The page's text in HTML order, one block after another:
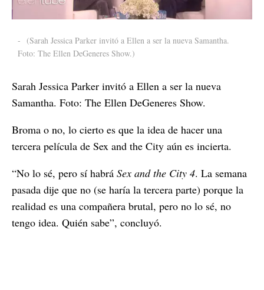
- (Sarah Jessica Parker invitó a Ellen a ser la nueva Samantha.
Foto: The Ellen DeGeneres Show.)
Sarah Jessica Parker invitó a Ellen a ser la nueva
Samantha. Foto: The Ellen DeGeneres Show.
Broma o no, lo cierto es que la idea de hacer una
tercera película de Sex and the City aún es incierta.
“No lo sé, pero sí habrá Sex and the City 4. La semana
pasada dije que no (se haría la tercera parte) porque la
realidad es una compañera brutal, pero no lo sé, no
tengo idea. Quién sabe”, concluyó.